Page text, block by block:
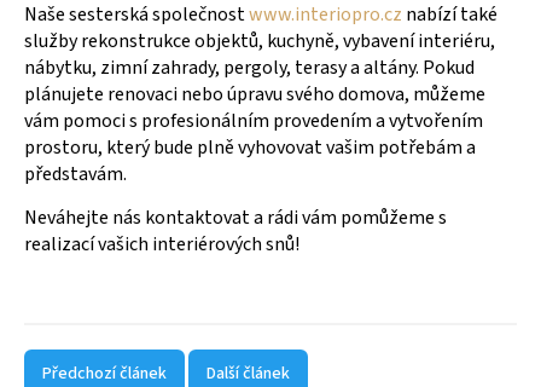
Naše sesterská společnostwww.interiopro.cz nabízí také
služby rekonstrukce objektů, kuchyně, vybavení interiéru,
nábytku, zimní zahrady, pergoly, terasy a altány. Pokud
plánujete renovaci nebo úpravu svého domova, můžeme
vám pomoci s profesionálním provedením a vytvořením
prostoru, který bude plně vyhovovat vašim potřebám a
představám.
Neváhejte nás kontaktovat a rádi vám pomůžeme s
realizací vašich interiérových snů!
Předchozí článek Další článek